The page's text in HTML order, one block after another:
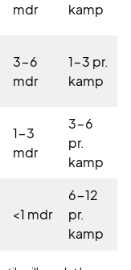
mdr
kamp
3-6
mdr
1-3 pr.
kamp
1-3
mdr
3-6
pr.
kamp
<1 mdr
6-12
pr.
kamp